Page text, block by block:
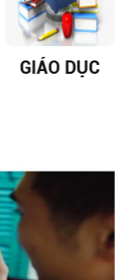
GIÁO DỤC